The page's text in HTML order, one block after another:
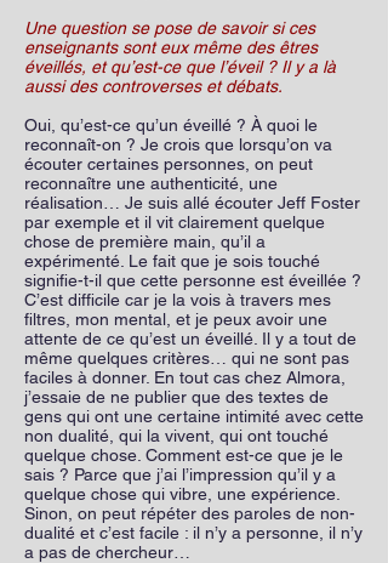
Une question se pose de savoir si ces
enseignants sont eux même des êtres
éveillés, et qu’est-ce que l’éveil ? Il y a là
aussi des controverses et débats.
Oui, qu’est-ce qu’un éveillé ? À quoi le
reconnaît-on ? Je crois que lorsqu’on va
écouter certaines personnes, on peut
reconnaître une authenticité, une
réalisation… Je suis allé écouter Jeff Foster
par exemple et il vit clairement quelque
chose de première main, qu’il a
expérimenté. Le fait que je sois touché
signifie-t-il que cette personne est éveillée ?
C’est difficile car je la vois à travers mes
filtres, mon mental, et je peux avoir une
attente de ce qu’est un éveillé. Il y a tout de
même quelques critères… qui ne sont pas
faciles à donner. En tout cas chez Almora,
j’essaie de ne publier que des textes de
gens qui ont une certaine intimité avec cette
non dualité, qui la vivent, qui ont touché
quelque chose. Comment est-ce que je le
sais ? Parce que j’ai l’impression qu’il y a
quelque chose qui vibre, une expérience.
Sinon, on peut répéter des paroles de non-
dualité et c’est facile : il n’y a personne, il n’y
a pas de chercheur…